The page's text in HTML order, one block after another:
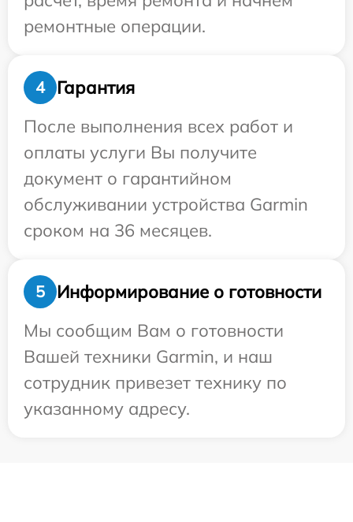
ремонтные операции.
4
Гарантия
После выполнения всех работ и
оплаты услуги Вы получите
документ о гарантийном
обслуживании устройства Garmin
сроком на 36 месяцев.
5
Информирование о готовности
Мы сообщим Вам о готовности
Вашей техники Garmin, и наш
сотрудник привезет технику по
указанному адресу.